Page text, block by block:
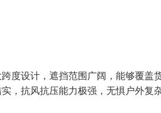
度设计，遮挡范围广阔，能够覆盖
，抗风抗压能力极强，无惧户外复